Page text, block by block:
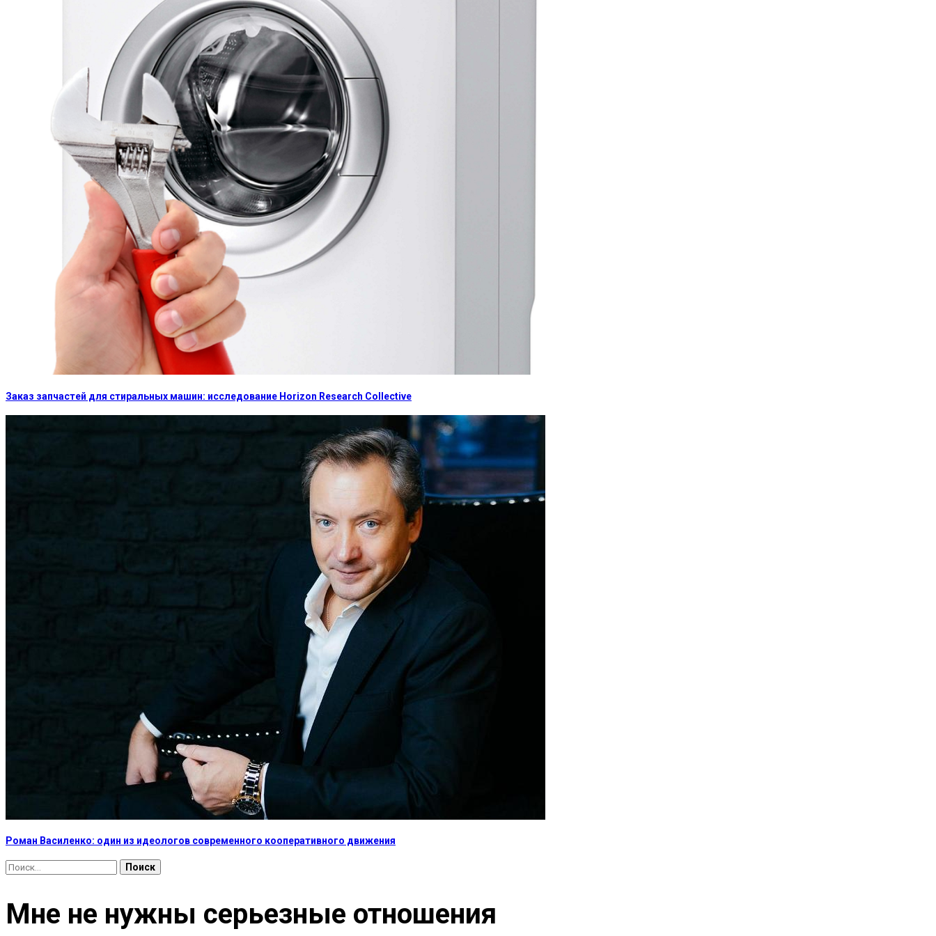
Заказ запчастей для стиральных машин: исследование Horizon Research Collective
Роман Василенко: один из идеологов современного кооперативного движения
Найти:
Мне не нужны серьезные отношения